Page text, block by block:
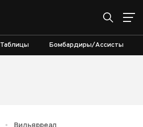
Таблицы Бомбардиры/Ассисты
• Вильярреал